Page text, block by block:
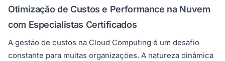
Otimização de Custos e Performance na Nuvem
com Especialistas Certificados
A gestão de custos na Cloud Computing é um desafio
constante para muitas organizações. A natureza dinâmica